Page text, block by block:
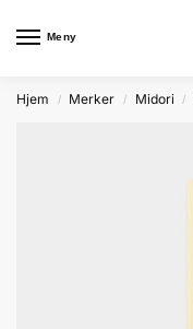
Meny
Hjem / Merker / Midori /